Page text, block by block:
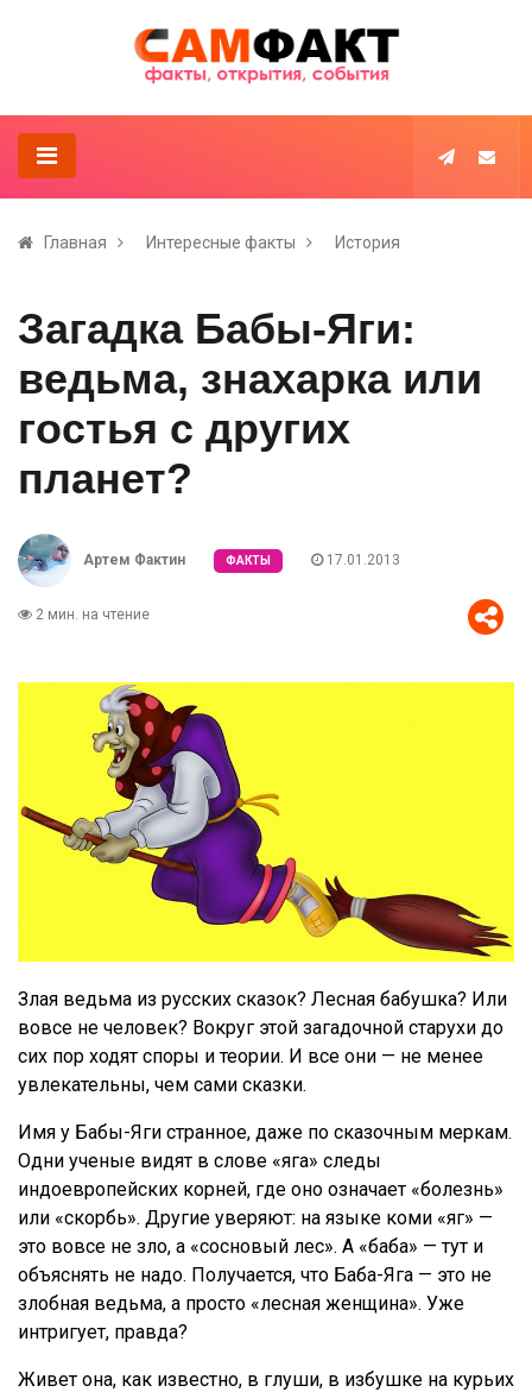
Главная Интересные факты История
Загадка Бабы-Яги:
ведьма, знахарка или
гостья с других
планет?
Артем Фактин ФАКТЫ 17.01.2013
2 мин. на чтение
Злая ведьма из русских сказок? Лесная бабушка? Или
вовсе не человек? Вокруг этой загадочной старухи до
сих пор ходят споры и теории. И все они — не менее
увлекательны, чем сами сказки.
Имя у Бабы-Яги странное, даже по сказочным меркам.
Одни ученые видят в слове «яга» следы
индоевропейских корней, где оно означает «болезнь»
или «скорбь». Другие уверяют: на языке коми «яг» —
это вовсе не зло, а «сосновый лес». А «баба» — тут и
объяснять не надо. Получается, что Баба-Яга — это не
злобная ведьма, а просто «лесная женщина». Уже
интригует, правда?
Живет она, как известно, в глуши, в избушке на курьих